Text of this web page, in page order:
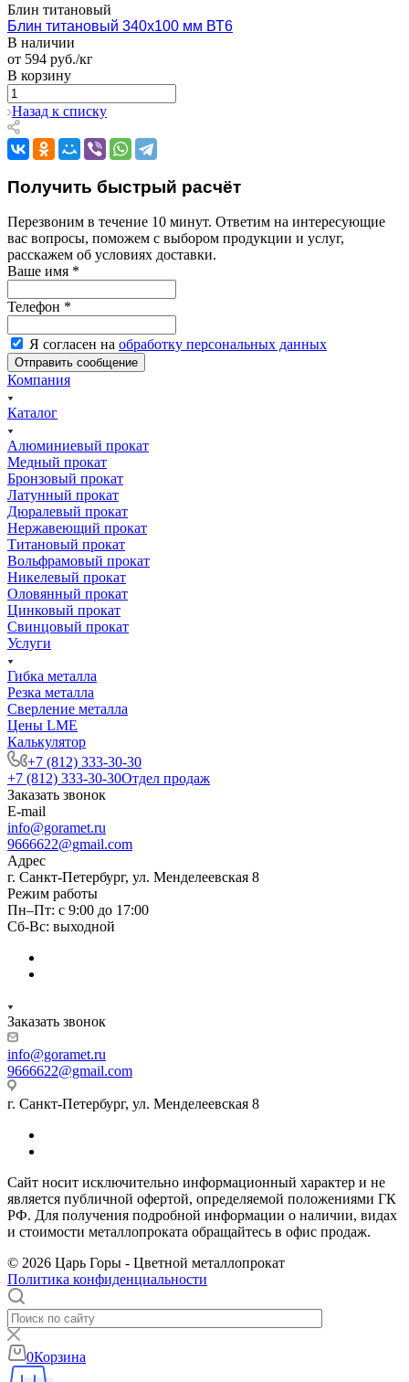
Блин титановый
Блин титановый 340х100 мм ВТ6
В наличии
от 594 руб./кг
В корзину
Назад к списку
Получить быстрый расчёт
Перезвоним в течение 10 минут. Ответим на интересующие
вас вопросы, поможем с выбором продукции и услуг,
расскажем об условиях доставки.
Ваше имя *
Телефон *
Я согласен на обработку персональных данных
Компания
Каталог
Алюминиевый прокат
Медный прокат
Бронзовый прокат
Латунный прокат
Дюралевый прокат
Нержавеющий прокат
Титановый прокат
Вольфрамовый прокат
Никелевый прокат
Оловянный прокат
Цинковый прокат
Свинцовый прокат
Услуги
Гибка металла
Резка металла
Сверление металла
Цены LME
Калькулятор
+7 (812) 333-30-30
+7 (812) 333-30-30Отдел продаж
Заказать звонок
E-mail
info@goramet.ru
9666622@gmail.com
Адрес
г. Санкт-Петербург, ул. Менделеевская 8
Режим работы
Пн–Пт: с 9:00 до 17:00
Сб-Вс: выходной
Заказать звонок
info@goramet.ru
9666622@gmail.com
г. Санкт-Петербург, ул. Менделеевская 8
Сайт носит исключительно информационный характер и не
является публичной офертой, определяемой положениями ГК
РФ. Для получения подробной информации о наличии, видах
и стоимости металлопроката обращайтесь в офис продаж.
© 2026 Царь Горы - Цветной металлопрокат
Политика конфиденциальности
0Корзина